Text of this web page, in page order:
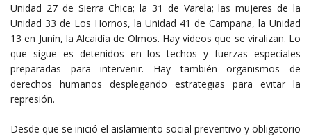
Unidad 27 de Sierra Chica; la 31 de Varela; las mujeres de la
Unidad 33 de Los Hornos, la Unidad 41 de Campana, la Unidad
13 en Junín, la Alcaidía de Olmos. Hay videos que se viralizan. Lo
que sigue es detenidos en los techos y fuerzas especiales
preparadas para intervenir. Hay también organismos de
derechos humanos desplegando estrategias para evitar la
represión.
Desde que se inició el aislamiento social preventivo y obligatorio